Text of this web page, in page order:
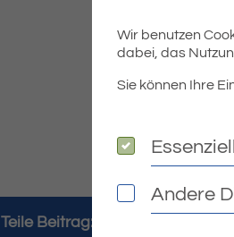
deutlichen
Teile Beitrag:
Wir benutzen
dabei, das
Sie können Ihre
Essenzielle
Andere
Andere